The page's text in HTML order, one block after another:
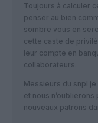
Toujours à calculer
penser au bien
sombre vous en
cette caste de
leur compte en
collaborateurs.
Messieurs du snpl
et nous
nouveaux patrons